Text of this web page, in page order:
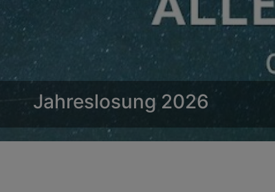
Turm der Allerheiligenkirche